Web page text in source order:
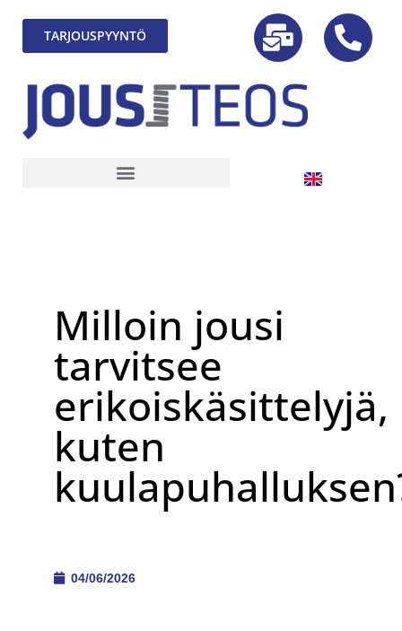
TARJOUSPYYNTÖ
Milloin jousi
tarvitsee
erikoiskäsittelyjä,
kuten
04/06/2026